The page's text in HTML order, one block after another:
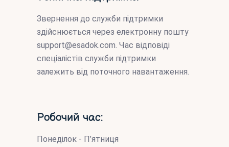
Звернення до служби підтримки
здійснюється через електронну пошту
support@esadok.com. Час відповіді
спеціалістів служби підтримки
залежить від поточного навантаження.
Робочий час:
Понеділок - П’ятниця